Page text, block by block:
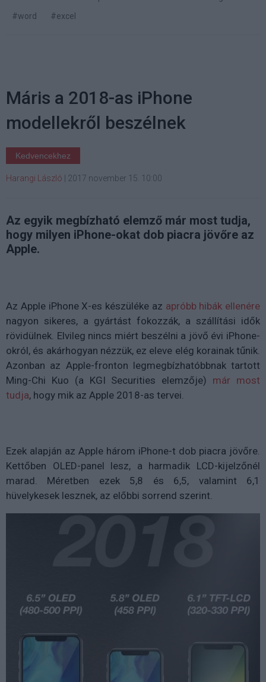
#word
#excel
Máris a 2018-as iPhone
modellekről beszélnek
Kedvencekhez
Harangi László 2017 november 15. 10:00
Az egyik megbízható elemző már most tudja,
hogy milyen iPhone-okat dob piacra jövőre az
Apple.
Az Apple iPhone X-es készüléke az apróbb hibák ellenére
nagyon sikeres, a gyártást fokozzák, a szállítási idők
rövidülnek. Elvileg nincs miért beszélni a jövő évi iPhone-
okról, és akárhogyan nézzük, ez eleve elég korainak tűnik.
Azonban az Apple-fronton legmegbízhatóbbnak tartott
Ming-Chi Kuo (a KGI Securities elemzője) már most
tudja, hogy mik az Apple 2018-as tervei.
Ezek alapján az Apple három iPhone-t dob piacra jövőre.
Kettőben OLED-panel lesz, a harmadik LCD-kijelzőnél
marad. Méretben ezek 5,8 és 6,5, valamint 6,1
hüvelykesek lesznek, az előbbi sorrend szerint.